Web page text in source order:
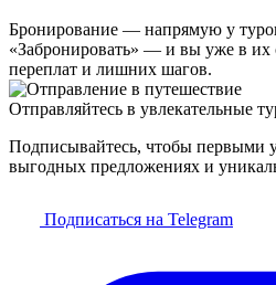
Бронирование — напрямую у
«Забронировать» — и вы уже в их
переплат и лишних шагов.
Отправляйтесь в увлекательные
Подписывайтесь, чтобы первыми
выгодных предложениях и
Подписаться на Telegram